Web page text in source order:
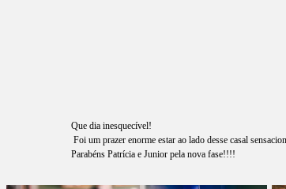
Que dia inesquecível!
Foi um prazer enorme estar ao lado desse casal
Parabéns Patrícia e Junior pela nova fase!!!!